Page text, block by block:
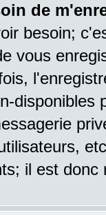
de
besoin;
vous
disponibles
il est